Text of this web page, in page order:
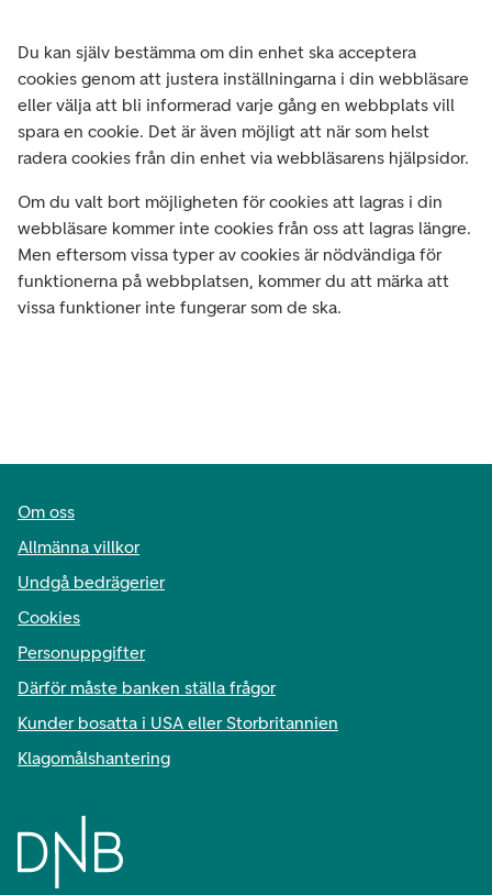
Du kan själv bestämma om din enhet ska acceptera
cookies genom att justera inställningarna i din webbläsare
eller välja att bli informerad varje gång en webbplats vill
spara en cookie. Det är även möjligt att när som helst
radera cookies från din enhet via webbläsarens hjälpsidor.
Om du valt bort möjligheten för cookies att lagras i din
webb­läsare kommer inte cookies från oss att lagras längre.
Men eftersom vissa typer av cookies är nödvändiga för
funktionerna på webbplatsen, kommer du att märka att
vissa funktioner inte fungerar som de ska.
Om oss
Allmänna villkor
Undgå bedrägerier
Cookies
Personuppgifter
Därför måste banken ställa frågor
Kunder bosatta i USA eller Storbritannien
Klagomålshantering